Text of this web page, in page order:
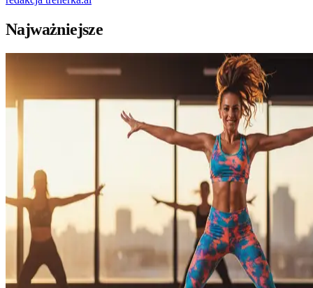
Najważniejsze